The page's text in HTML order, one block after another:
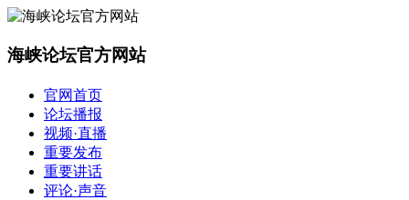
海峡论坛官方网站
官网首页
论坛播报
视频·直播
重要发布
重要讲话
评论·声音